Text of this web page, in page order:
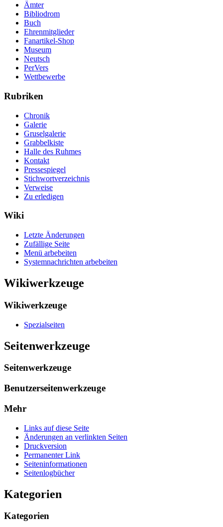
Ämter
Bibliodrom
Buch
Ehrenmitglieder
Fanartikel-Shop
Museum
Neutsch
PerVers
Wettbewerbe
Rubriken
Chronik
Galerie
Gruselgalerie
Grabbelkiste
Halle des Ruhmes
Kontakt
Pressespiegel
Stichwortverzeichnis
Verweise
Zu erledigen
Wiki
Letzte Änderungen
Zufällige Seite
Menü arbebeiten
Systemnachrichten arbebeiten
Wikiwerkzeuge
Wikiwerkzeuge
Spezialseiten
Seitenwerkzeuge
Seitenwerkzeuge
Benutzerseitenwerkzeuge
Mehr
Links auf diese Seite
Änderungen an verlinkten Seiten
Druckversion
Permanenter Link
Seiten­­informationen
Seitenlogbücher
Kategorien
Kategorien